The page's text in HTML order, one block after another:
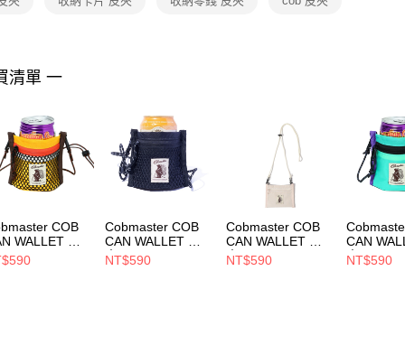
５．嚴禁
形，恩沛
動。
清單 一
COB
WALLET 皮
Cobmaster COB
CAN WALLET 皮
夾 Black Heather
810904000081
NT$590
Cobmaster COB
CAN WALLET 皮
夾 Ivory
810904000003
NT$590
CAN
夾 MINT
NT$590